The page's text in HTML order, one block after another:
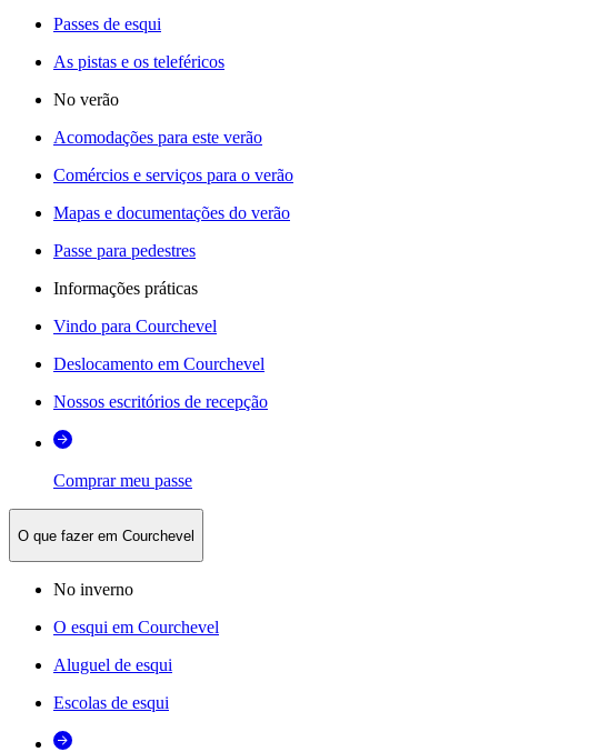
Passes de esqui
As pistas e os teleféricos
No verão
Acomodações para este verão
Comércios e serviços para o verão
Mapas e documentações do verão
Passe para pedestres
Informações práticas
Vindo para Courchevel
Deslocamento em Courchevel
Nossos escritórios de recepção
Comprar meu passe
O que fazer em Courchevel
No inverno
O esqui em Courchevel
Aluguel de esqui
Escolas de esqui